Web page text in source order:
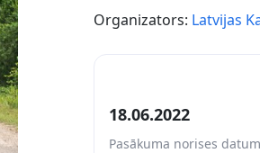
Organizators: Latvijas
18.06.2022
Pasākuma norises